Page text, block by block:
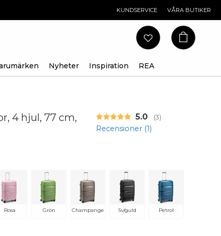
KUNDSERVICE VÅRA BUTIKER
Nyheter Inspiration REA
4 hjul, 77 cm,
Snittbetyg:
5.0 (röster:
3)
Recensioner (1)
Rosa Grön Champange Sv/guld Petrol